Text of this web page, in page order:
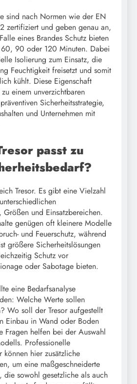
sind nach Normen wie der EN
zertifiziert und geben genau an,
eines Brandes Schutz bieten
90 oder 120 Minuten. Dabei
Isolierung zum Einsatz, die
Feuchtigkeit freisetzt und somit
kühlt. Diese Eigenschaft
einem unverzichtbaren
Sicherheitsstrategie,
und Unternehmen mit
passt zu
Tresor. Es gibt eine Vielzahl
Größen und Einsatzbereichen.
genügen oft kleinere Modelle
und Feuerschutz, während
größere Sicherheitslösungen
Schutz vor
oder Sabotage bieten.
eine Bedarfsanalyse
Welche Werte sollen
Wo soll der Tresor aufgestellt
Einbau in Wand oder Boden
Fragen helfen bei der Auswahl
Professionelle
können hier zusätzliche
um eine maßgeschneiderte
die sowohl gesetzliche als auch